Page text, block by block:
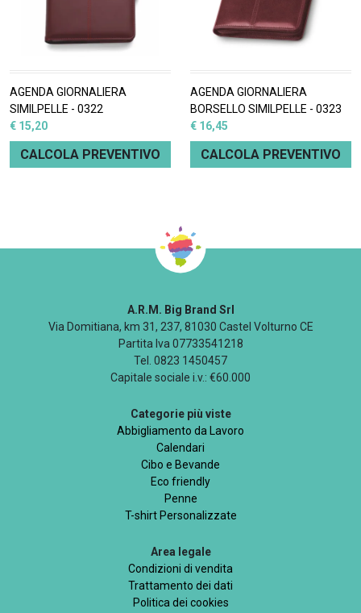
AGENDA GIORNALIERA
SIMILPELLE - 0322
€ 15,20
CALCOLA PREVENTIVO
AGENDA GIORNALIERA
BORSELLO SIMILPELLE - 0323
€ 16,45
CALCOLA PREVENTIVO
A.R.M. Big Brand Srl
Via Domitiana, km 31, 237, 81030 Castel Volturno CE
Partita Iva 07733541218
Tel. 0823 1450457
Capitale sociale i.v.: €60.000
Categorie più viste
Abbigliamento da Lavoro
Calendari
Cibo e Bevande
Eco friendly
Penne
T-shirt Personalizzate
Area legale
Condizioni di vendita
Trattamento dei dati
Politica dei cookies